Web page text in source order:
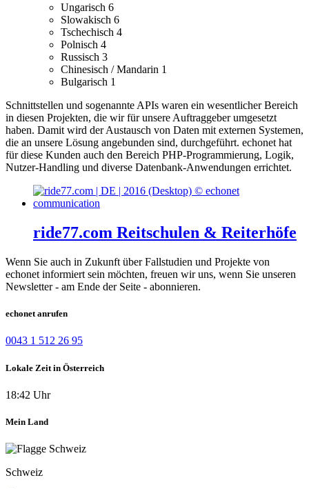
Ungarisch 6
Slowakisch 6
Tschechisch 4
Polnisch 4
Russisch 3
Chinesisch / Mandarin 1
Bulgarisch 1
Schnittstellen und sogenannte APIs waren ein wesentlicher Bereich
in diesen Projekten, die wir für unsere Auftraggeber umgesetzt
haben. Damit wird der Austausch von Daten mit externen Systemen,
die an unsere Lösung angebunden sind, durchgeführt. echonet hat
für diese Kunden auch den Bereich PHP-Programmierung, Logik,
Nutzer-Handling und diverse Datenbank-Anwendungen errichtet.
ride77.com Reitschulen & Reiterhöfe
Wenn Sie auch in Zukunft über Fallstudien und Projekte von
echonet informiert sein möchten, freuen wir uns, wenn Sie unseren
Newsletter - am Ende der Seite - abonnieren.
echonet anrufen
0043 1 512 26 95
Lokale Zeit in Österreich
18:42 Uhr
Mein Land
Schweiz